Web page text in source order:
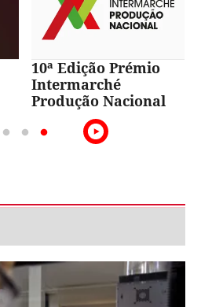
10ª Edição Prémio
Intermarché
Produção Nacional